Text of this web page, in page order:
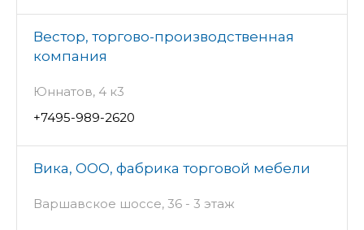
Вестор, торгово-производственная
компания
Юннатов, 4 к3
+7495-989-2620
Вика, ООО, фабрика торговой мебели
Варшавское шоссе, 36 - 3 этаж